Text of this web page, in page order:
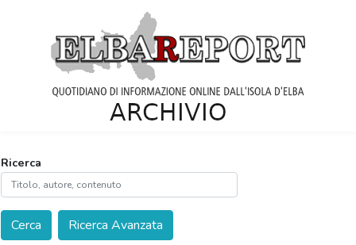
Ricerca
Cerca Ricerca Avanzata